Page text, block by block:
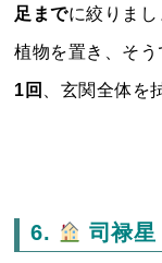
足までに絞りま
植物を置き、そ
1回 、玄関全体を
6. 司禄星